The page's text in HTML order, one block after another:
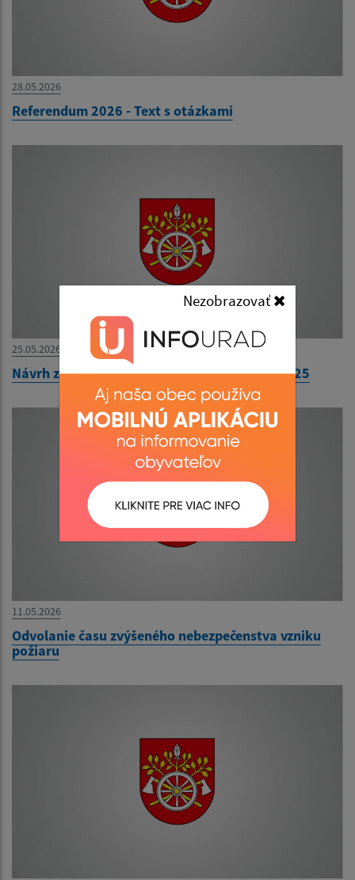
Nezobrazovať
28.05.2026
Referendum 2026 - Text s otázkami
25.05.2026
Návrh záverečného účtu obce Ozdín za rok 2025
11.05.2026
Odvolanie času zvýšeného nebezpečenstva vzniku
požiaru